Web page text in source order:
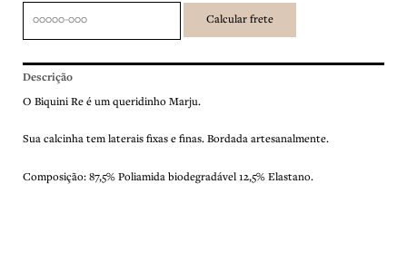
Descrição
O Biquini Re é um queridinho Marju.
Sua calcinha tem laterais fixas e finas. Bordada artesanalmente.
Composição: 87,5% Poliamida biodegradável 12,5% Elastano.